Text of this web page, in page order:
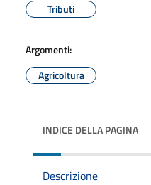
Tributi
Argomenti:
Agricoltura
INDICE DELLA PAGINA
Descrizione